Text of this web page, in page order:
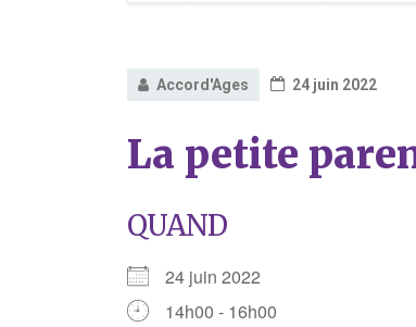
Accord'Ages 24 juin 2022
La petite
QUAND
24 juin 2022
14h00 - 16h00